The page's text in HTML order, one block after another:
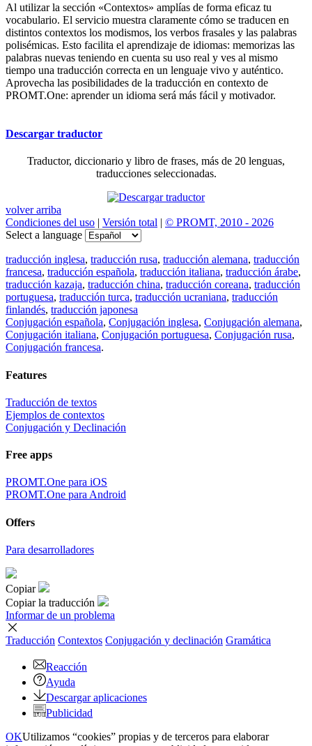
Al utilizar la sección «Contextos» amplías de forma eficaz tu
vocabulario. El servicio muestra claramente cómo se traducen en
distintos contextos los modismos, los verbos frasales y las palabras
polisémicas. Esto facilita el aprendizaje de idiomas: memorizas las
palabras nuevas teniendo en cuenta su uso real y ves al mismo
tiempo una traducción correcta en un lenguaje vivo y auténtico.
Aprovecha las posibilidades de la traducción en contexto de
PROMT.One: aprender un idioma será más fácil y motivador.
Descargar traductor
Traductor, diccionario y libro de frases, más de 20 lenguas,
traducciones seleccionadas.
volver arriba
Condiciones del uso | Versión total | © PROMT, 2010 - 2026
Select a language
traducción inglesa, traducción rusa, traducción alemana, traducción
francesa, traducción española, traducción italiana, traducción árabe,
traducción kazaja, traducción china, traducción coreana, traducción
portuguesa, traducción turca, traducción ucraniana, traducción
finlandés, traducción japonesa
Conjugación española, Conjugación inglesa, Conjugación alemana,
Conjugación italiana, Conjugación portuguesa, Conjugación rusa,
Conjugación francesa.
Features
Traducción de textos
Ejemplos de contextos
Conjugación y Declinación
Free apps
PROMT.One para iOS
PROMT.One para Android
Offers
Para desarrolladores
Copiar
Copiar la traducción
Informar de un problema
Traducción Contextos Conjugación y declinación Gramática
Reacción
Ayuda
Descargar aplicaciones
Publicidad
OKUtilizamos “cookies” propias y de terceros para elaborar